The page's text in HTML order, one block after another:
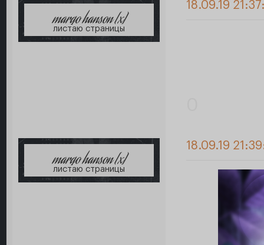
margo hanson [x]
листаю страницы
18.09.19
margo hanson [x]
листаю страницы
18.09.19